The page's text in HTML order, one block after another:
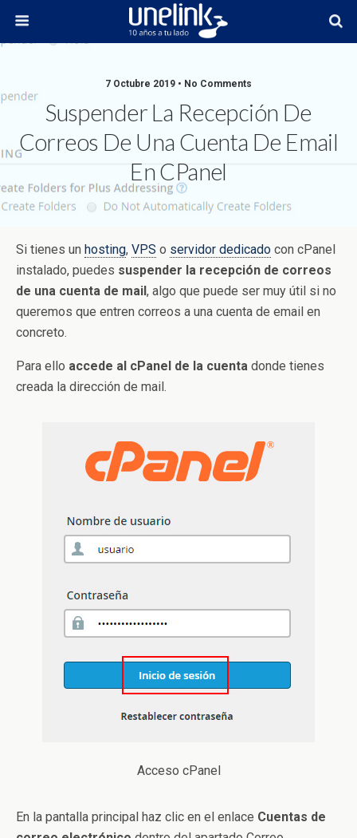
7 Octubre 2019 • No Comments
Suspender La Recepción De
Correos De Una Cuenta De Email
En CPanel
Si tienes un hosting, VPS o servidor dedicado con cPanel
instalado, puedes suspender la recepción de correos
de una cuenta de mail, algo que puede ser muy útil si no
queremos que entren correos a una cuenta de email en
concreto.
Para ello accede al cPanel de la cuenta donde tienes
creada la dirección de mail.
Acceso cPanel
En la pantalla principal haz clic en el enlace Cuentas de